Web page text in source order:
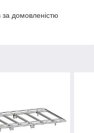
домовленістю